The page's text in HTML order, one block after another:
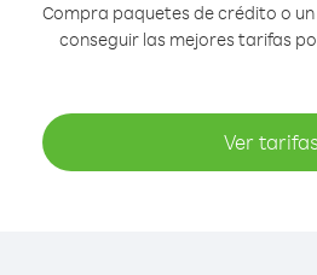
Compra paquetes de crédito o
conseguir las mejores tarifas
Ver tarifas